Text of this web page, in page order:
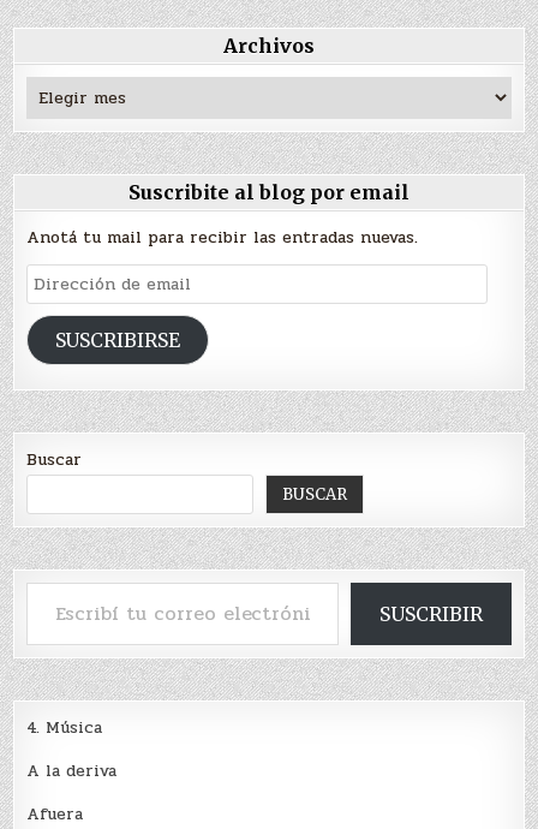
Archivos
Archivos
Suscribite al blog por email
Anotá tu mail para recibir las entradas nuevas.
Dirección
de
emailSUSCRIBIRSE
Buscar
BUSCAR
Escribí tu correo electrónico…
SUSCRIBIR
4. Música
A la deriva
Afuera